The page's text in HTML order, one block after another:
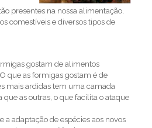
presentes na nossa alimentação,
comestíveis e diversos tipos de
gostam de alimentos
que as formigas gostam é de
mais ardidas tem uma camada
as outras, o que facilita o ataque
a adaptação de espécies aos novos